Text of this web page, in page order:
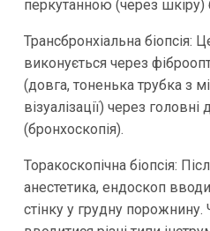
перкутанною (через шкіру)
Транcбронхіальна біопсія:
виконується через
(довга, тоненька трубка з
візуалізації) через
(бронхоскопія).
Торакоскопічна біопсія:
анестетика, ендоскоп
стінку у грудну